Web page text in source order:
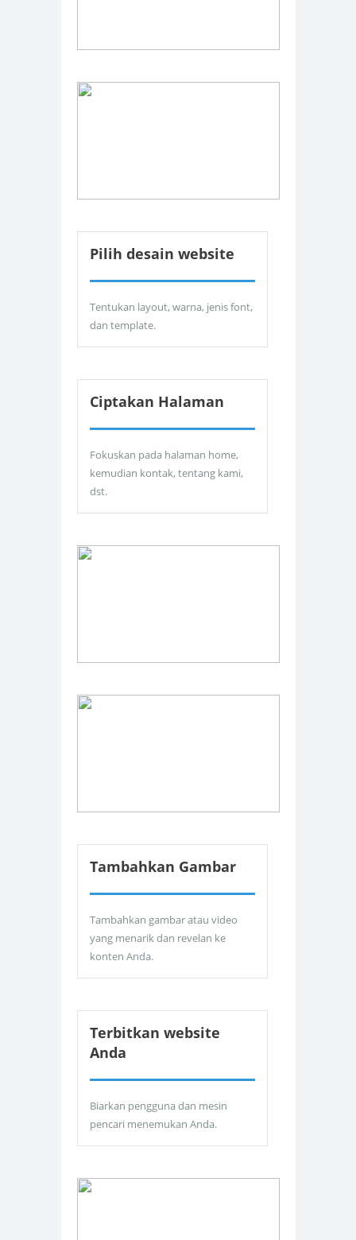
Pilih desain website
Tentukan layout, warna, jenis font,
dan template.
Ciptakan Halaman
Fokuskan pada halaman home,
kemudian kontak, tentang kami,
dst.
Tambahkan Gambar
Tambahkan gambar atau video
yang menarik dan revelan ke
konten Anda.
Terbitkan website
Anda
Biarkan pengguna dan mesin
pencari menemukan Anda.